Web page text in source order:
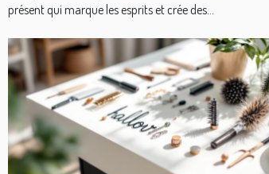
présent qui marque les esprits et crée des...